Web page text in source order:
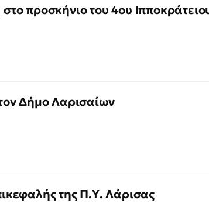
προσκήνιο του 4ου
Δήμο Λαρισαίων
της Π.Υ. Λάρισας